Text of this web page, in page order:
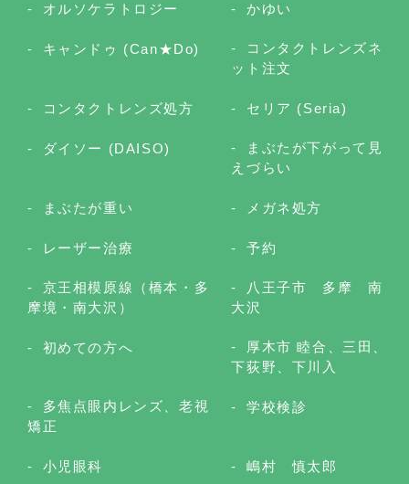
オルソケラトロジー かゆい
キャンドゥ (Can★Do)
コンタクトレンズネ
ット注文
コンタクトレンズ処方 セリア (Seria)
ダイソー (DAISO)
まぶたが下がって見
えづらい
まぶたが重い メガネ処方
レーザー治療 予約
京王相模原線（橋本・多
摩境・南大沢）
八王子市 多摩 南
大沢
初めての方へ
厚木市 睦合、三田、
下荻野、下川入
多焦点眼内レンズ、老視
矯正
学校検診
小児眼科 嶋村 慎太郎